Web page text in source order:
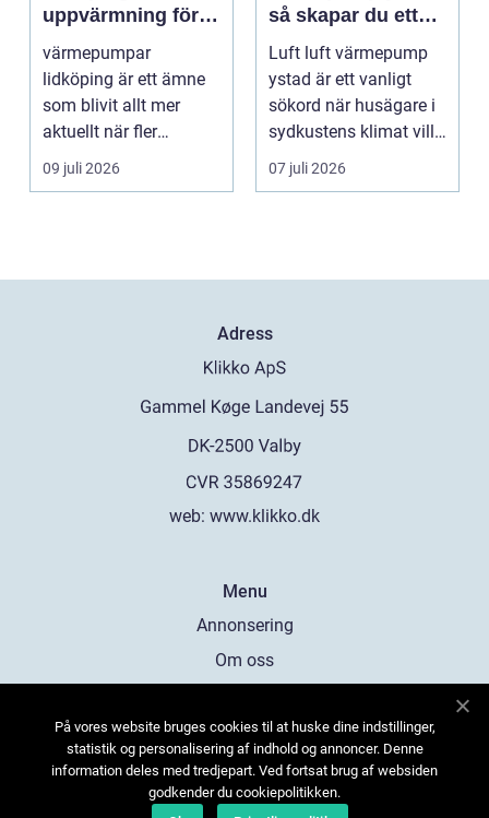
uppvärmning för
hus och
fastigheter
värmepumpar
lidköping är ett ämne
som blivit allt mer
aktuellt när fler
fastighetsägare vill
kombine...
09 juli 2026
så skapar du ett
behagligt
inomhusklimat
Året om
Luft luft värmepump
ystad är ett vanligt
sökord när husägare i
sydkustens klimat vill
hitta ett smar...
07 juli 2026
Adress
web: www.klikko.dk
Menu
Annonsering
Om oss
Kontakta oss
Sitemap
På vores website bruges cookies til at huske dine indstillinger,
statistik og personalisering af indhold og annoncer. Denne
information deles med tredjepart. Ved fortsat brug af websiden
godkender du cookiepolitikken.